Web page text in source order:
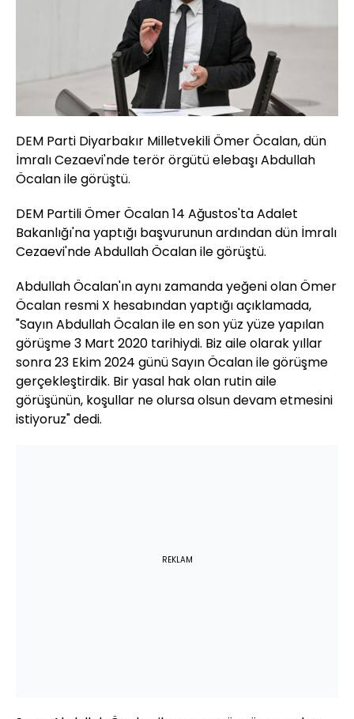
DEM Parti Diyarbakır Milletvekili Ömer Öcalan, dün
İmralı Cezaevi'nde terör örgütü elebaşı Abdullah
Öcalan ile görüştü.
DEM Partili Ömer Öcalan 14 Ağustos'ta Adalet
Bakanlığı'na yaptığı başvurunun ardından dün İmralı
Cezaevi'nde Abdullah Öcalan ile görüştü.
Abdullah Öcalan'ın aynı zamanda yeğeni olan Ömer
Öcalan resmi X hesabından yaptığı açıklamada,
"Sayın Abdullah Öcalan ile en son yüz yüze yapılan
görüşme 3 Mart 2020 tarihiydi. Biz aile olarak yıllar
sonra 23 Ekim 2024 günü Sayın Öcalan ile görüşme
gerçekleştirdik. Bir yasal hak olan rutin aile
görüşünün, koşullar ne olursa olsun devam etmesini
istiyoruz" dedi.
REKLAM